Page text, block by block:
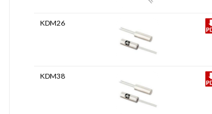
KDM26
KDM38